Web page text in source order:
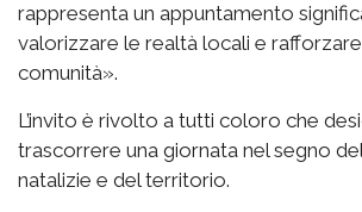
rappresenta un appuntamento
valorizzare le realtà locali e
comunità».
L’invito è rivolto a tutti coloro che
trascorrere una giornata nel segno
natalizie e del territorio.